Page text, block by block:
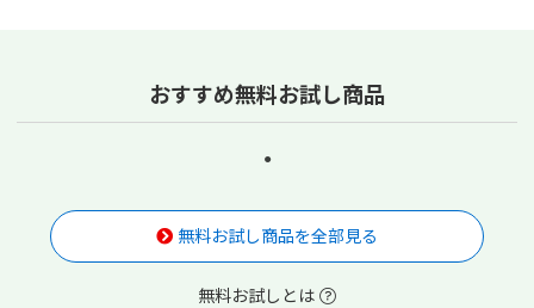
おすすめ無料お試し商品
無料お試し商品を全部見る
無料お試しとは